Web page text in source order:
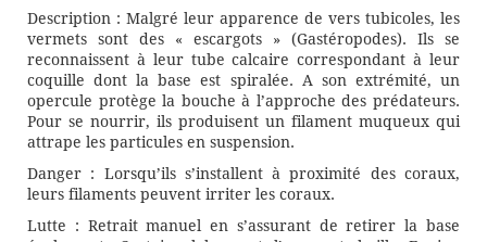
Description : Malgré leur apparence de vers tubicoles, les
vermets sont des « escargots » (Gastéropodes). Ils se
reconnaissent à leur tube calcaire correspondant à leur
coquille dont la base est spiralée. A son extrémité, un
opercule protège la bouche à l’approche des prédateurs.
Pour se nourrir, ils produisent un filament muqueux qui
attrape les particules en suspension.
Danger : Lorsqu’ils s’installent à proximité des coraux,
leurs filaments peuvent irriter les coraux.
Lutte : Retrait manuel en s’assurant de retirer la base